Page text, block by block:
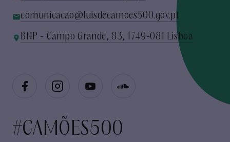
comunicacao@luisdecamoes500.gov.pt
BNP - Campo Grande, 83, 1749-081 Lisboa
#CAMÕES500